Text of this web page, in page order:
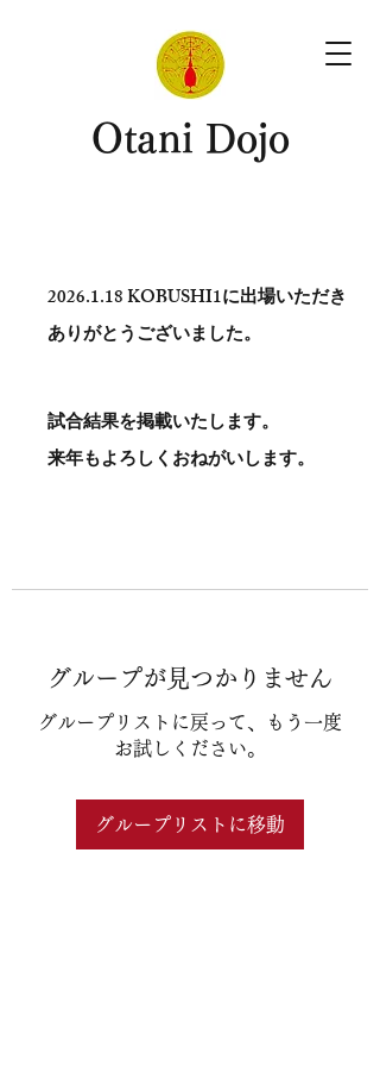
​Otani Dojo
2026.1.18KOBUSHI1に出場いただき
ありがとう​ございました。
試合結果を掲載いたします。
​来年もよろしくおねがいします。
グループが見つかりません
グループリストに戻って、もう一度
お試しください。
グループリストに移動